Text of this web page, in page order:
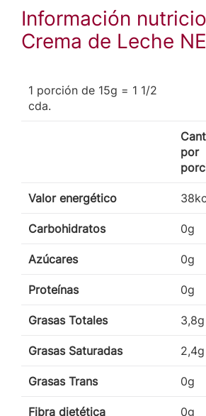
Información
Crema de Leche
1 porción de 15g = 1 1/2
cda.
por
Valor energético
Carbohidratos 0g
Azúcares 0g
Proteínas 0g
Grasas Totales 3,8g
Grasas Saturadas 2,4g
Grasas Trans 0g
Fibra dietética 0g